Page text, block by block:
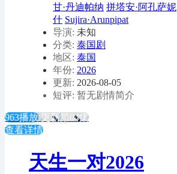
甘·丹迪帕纳 拼塔安·阿孔萨妮
什 Sujira·Arunpipat
导演: 未知
分类: 泰国剧
地区: 泰国
年份: 2026
更新: 2026-08-05
短评: 暂无剧情简介
963播放 更新第04集
查看详情
天生一对2026